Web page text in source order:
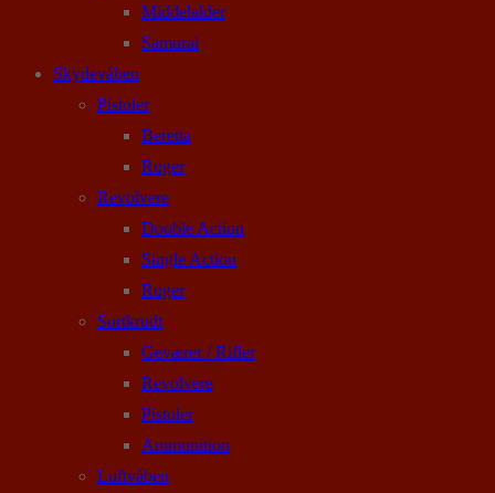
Middelalder
Samurai
Skydevåben
Pistoler
Beretta
Ruger
Revolvere
Double Action
Single Action
Ruger
Sortkrudt
Geværer / Rifler
Revolvere
Pistoler
Ammunition
Luftvåben